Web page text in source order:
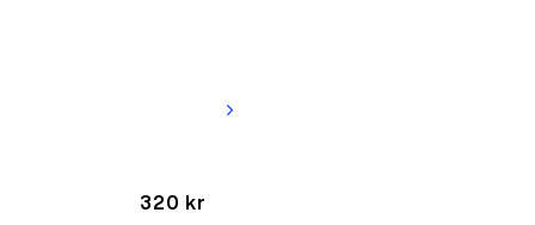
320 kr
arrow_forward_ios